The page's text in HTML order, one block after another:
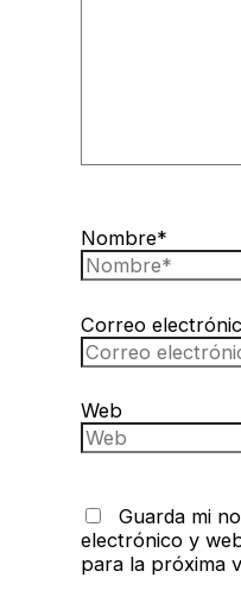
Nombre*
Correo
Web
Guarda mi
electrónico y
para la próxima